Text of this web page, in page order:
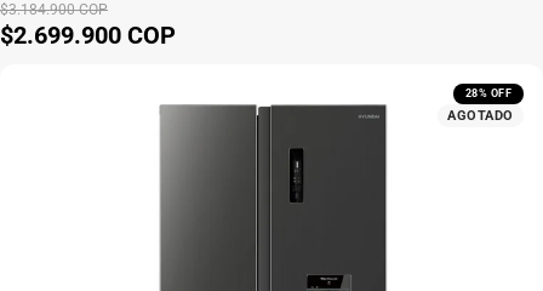
$2.699.900 COP
$3.184.900 COP
28% OFF
AGOTADO